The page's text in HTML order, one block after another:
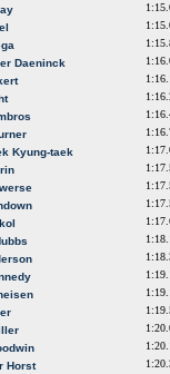
Daeninck
Kyung-taek
Horst